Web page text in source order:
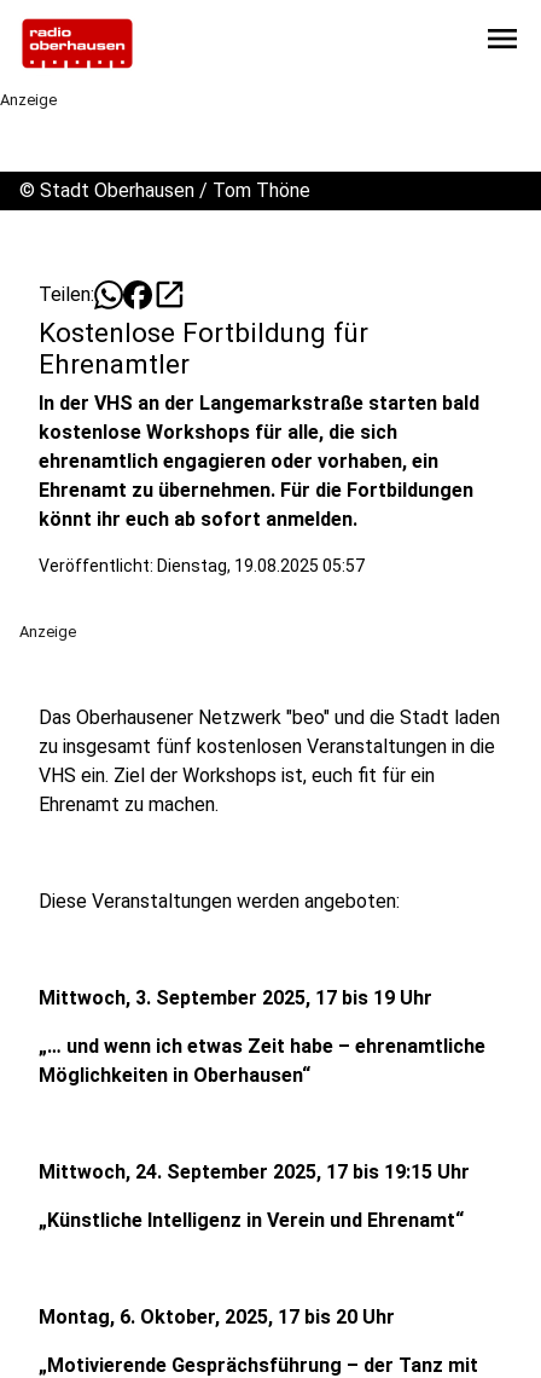
menu
Anzeige
© Stadt Oberhausen / Tom Thöne
Teilen: open_in_new
Kostenlose Fortbildung für
Ehrenamtler
In der VHS an der Langemarkstraße starten bald
kostenlose Workshops für alle, die sich
ehrenamtlich engagieren oder vorhaben, ein
Ehrenamt zu übernehmen. Für die Fortbildungen
könnt ihr euch ab sofort anmelden.
Veröffentlicht: Dienstag, 19.08.2025 05:57
Anzeige
Das Oberhausener Netzwerk "beo" und die Stadt laden
zu insgesamt fünf kostenlosen Veranstaltungen in die
VHS ein. Ziel der Workshops ist, euch fit für ein
Ehrenamt zu machen.
Diese Veranstaltungen werden angeboten:
Mittwoch, 3. September 2025, 17 bis 19 Uhr
„… und wenn ich etwas Zeit habe – ehrenamtliche
Möglichkeiten in Oberhausen“
Mittwoch, 24. September 2025, 17 bis 19:15 Uhr
„Künstliche Intelligenz in Verein und Ehrenamt“
Montag, 6. Oktober, 2025, 17 bis 20 Uhr
„Motivierende Gesprächsführung – der Tanz mit